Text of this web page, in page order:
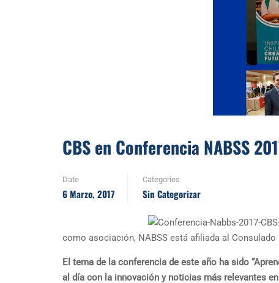
CBS en Conferencia NABSS
Date
6 Marzo, 2017
Categories
Sin Categorizar
como asociación, NABSS está afiliada al Consulado
El tema de la conferencia de este año ha sido
al día con la innovación y noticias más relevantes